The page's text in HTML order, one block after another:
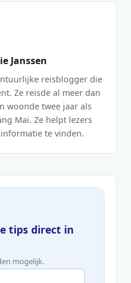
Janssen
reisblogger die
Ze reisde al meer dan
woonde twee jaar als
Mai. Ze helpt lezers
te vinden.
tips direct in
mogelijk.